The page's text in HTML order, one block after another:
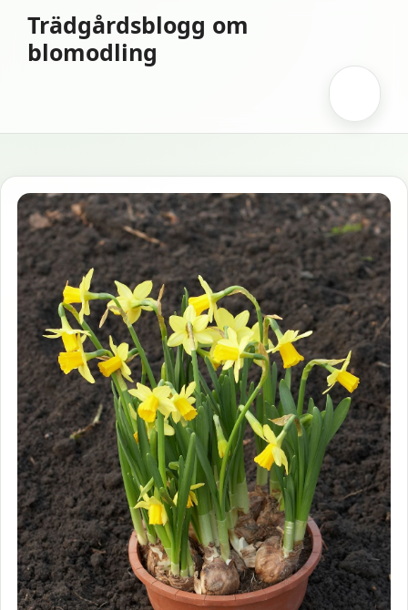
innehåll
Trädgårdsblogg om
blomodling